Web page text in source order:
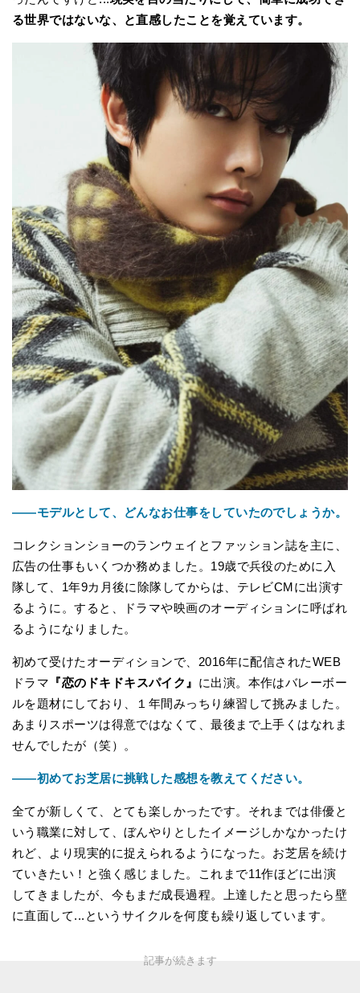
る世界ではないな、と直感したことを覚えています。
――モデルとして、どんなお仕事をしていたのでしょうか。
コレクションショーのランウェイとファッション誌を主に、
広告の仕事もいくつか務めました。19歳で兵役のために入
隊して、1年9カ月後に除隊してからは、テレビCMに出演す
るように。すると、ドラマや映画のオーディションに呼ばれ
るようになりました。
初めて受けたオーディションで、2016年に配信されたWEB
ドラマ 『恋のドキドキスパイク』 に出演。本作はバレーボー
ルを題材にしており、１年間みっちり練習して挑みました。
あまりスポーツは得意ではなくて、最後まで上手くはなれま
せんでしたが（笑）。
――初めてお芝居に挑戦した感想を教えてください。
全てが新しくて、とても楽しかったです。それまでは俳優と
いう職業に対して、ぼんやりとしたイメージしかなかったけ
れど、より現実的に捉えられるようになった。お芝居を続け
ていきたい！と強く感じました。これまで11作ほどに出演
してきましたが、今もまだ成長過程。上達したと思ったら壁
に直面して...というサイクルを何度も繰り返しています。